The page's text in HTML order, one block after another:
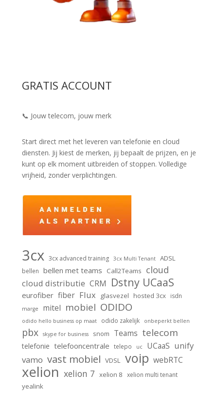
GRATIS ACCOUNT
📞 Jouw telecom, jouw merk
Start direct met het leveren van telefonie en cloud
diensten. Jij kiest de merken, jij bepaalt de prijzen, en je
kunt op elk moment uitbreiden of stoppen. Volledige
vrijheid, zonder verplichtingen.
3cx 3cx advanced training 3cx Multi Tenant ADSL
bellen bellen met teams Call2Teams cloud
cloud distributie CRM Dstny UCaaS
eurofiber fiber Flux glasvezel hosted 3cx isdn
marge mitel mobiel ODIDO
odido hello business op maat odido zakelijk onbeperkt bellen
pbx skype for business snom Teams telecom
telefonie telefooncentrale telepo uc UCaaS unify
vamo vast mobiel VDSL voip webRTC
xelion xelion 7 xelion 8 xelion multi tenant
yealink